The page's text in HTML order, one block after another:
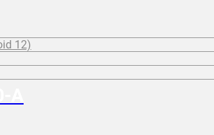
12)